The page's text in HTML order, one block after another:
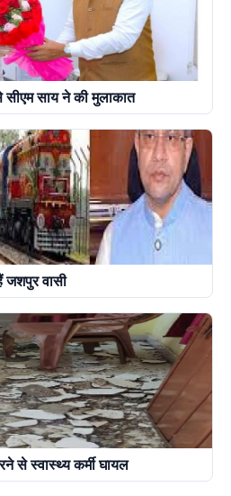
सीएम साय ने की मुलाकात
जशपुर वासी
से स्वास्थ्य कर्मी घायल